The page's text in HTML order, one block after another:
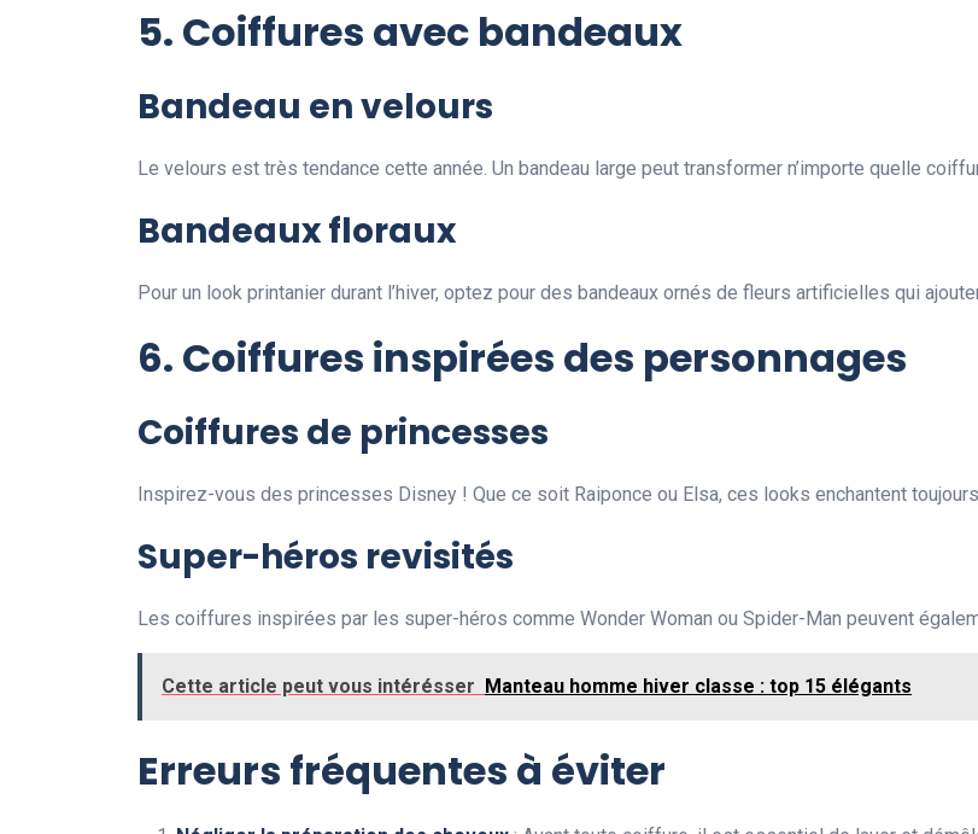
5. Coiffures avec bandeaux
Bandeau en velours
Le velours est très tendance cette année. Un bandeau large peut transformer n’importe quelle
Bandeaux floraux
Pour un look printanier durant l’hiver, optez pour des bandeaux ornés de fleurs artificielles qui
6. Coiffures inspirées des personnages
Coiffures de princesses
Inspirez-vous des princesses Disney ! Que ce soit Raiponce ou Elsa, ces looks enchantent
Super-héros revisités
Les coiffures inspirées par les super-héros comme Wonder Woman ou Spider-Man peuvent
Cette article peut vous intérésser Manteau homme hiver classe : top 15 élégants
Erreurs fréquentes à éviter